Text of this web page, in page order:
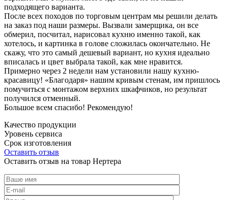
подходящего варианта.
После всех походов по торговым центрам мы решили делать
на заказ под наши размеры. Вызвали замерщика, он все
обмерил, посчитал, нарисовал кухню именно такой, как
хотелось, и картинка в голове сложилась окончательно. Не
скажу, что это самый дешевый вариант, но кухня идеально
вписалась и цвет выбрала такой, как мне нравится.
Примерно через 2 недели нам установили нашу кухню-
красавицу! «Благодаря» нашим кривым стенам, им пришлось
помучиться с монтажом верхних шкафчиков, но результат
получился отменный.
Большое всем спасибо! Рекомендую!
Качество продукции
Уровень сервиса
Срок изготовления
Оставить отзыв
Оставить отзыв на товар Нертера